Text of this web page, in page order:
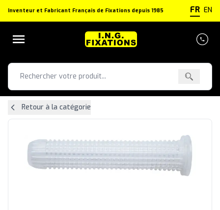
Inventeur et Fabricant Français de Fixations depuis 1985 FR EN
Retour à la catégorie